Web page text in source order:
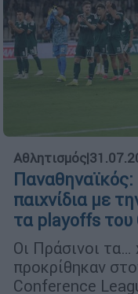
Αθλητισμός|
παιχνίδια με
τα playoffs
Οι Πράσινοι τα…
προκρίθηκαν
Conference